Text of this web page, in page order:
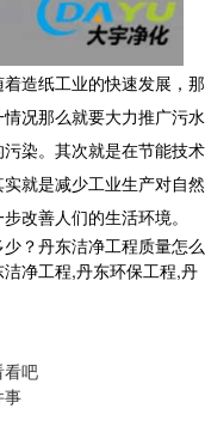
造纸工业的快速发展，那
况那么就要大力推广污水
染。其次就是在节能技术
就是减少工业生产对自然
改善人们的生活环境。
？丹东洁净工程质量怎么
净工程,丹东环保工程,丹
看吧
事